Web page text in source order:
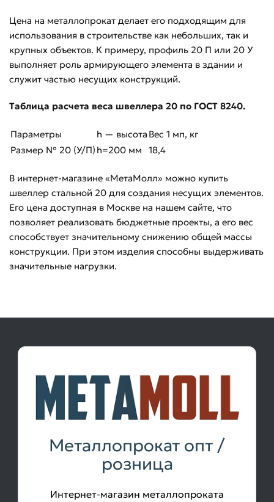
Цена на металлопрокат делает его подходящим для
использования в строительстве как небольших, так и
крупных объектов. К примеру, профиль 20 П или 20 У
выполняет роль армирующего элемента в здании и
служит частью несущих конструкций.
Таблица расчета веса швеллера 20 по ГОСТ 8240.
Параметры h — высота Вес 1 мп, кг
Размер № 20 (У/П) h=200 мм 18,4
В интернет-магазине «МетаМолл» можно купить
швеллер стальной 20 для создания несущих элементов.
Его цена доступная в Москве на нашем сайте, что
позволяет реализовать бюджетные проекты, а его вес
способствует значительному снижению общей массы
конструкции. При этом изделия способны выдерживать
значительные нагрузки.
Металлопрокат опт /
розница
Интернет-магазин металлопроката